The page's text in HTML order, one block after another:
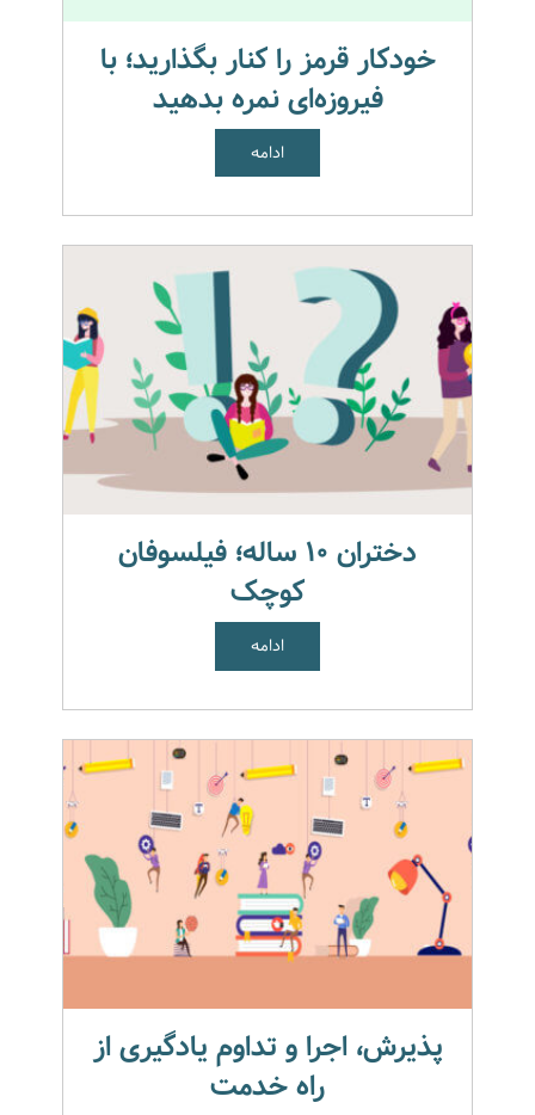
خودکار قرمز را کنار بگذارید؛ با
فیروزه‌ای نمره بدهید
ادامه
دختران ۱۰ ساله؛ فیلسوفان
کوچک
ادامه
پذیرش، اجرا و تداوم یادگیری از
راه خدمت